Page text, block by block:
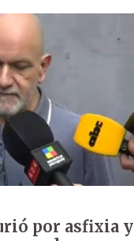
por asfixia y